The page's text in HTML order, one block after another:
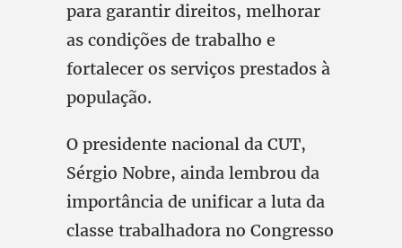
para garantir direitos, melhorar
as condições de trabalho e
fortalecer os serviços prestados à
população.
O presidente nacional da CUT,
Sérgio Nobre, ainda lembrou da
importância de unificar a luta da
classe trabalhadora no Congresso